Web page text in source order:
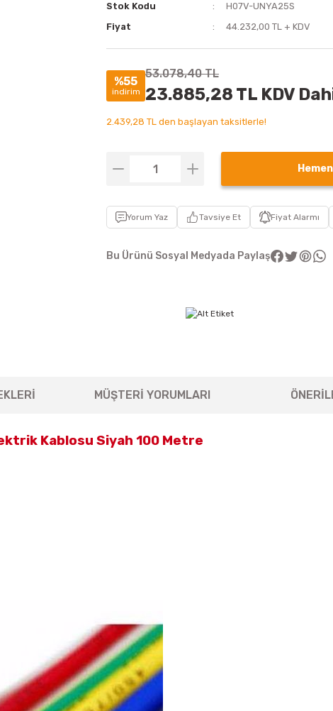
Stok Kodu
H07V-UNYA25S
Fiyat
44.232,00 TL + KDV
%55
indirim
53.078,40 TL
23.885,28 TL KDV
2.439,28 TL den başlayan taksitlerle!
Hemen
Yorum Yaz Tavsiye Et Fiyat Alarmı
Bu Ürünü Sosyal Medyada Paylaş
MÜŞTERİ YORUMLARI
Kablosu Siyah 100 Metre